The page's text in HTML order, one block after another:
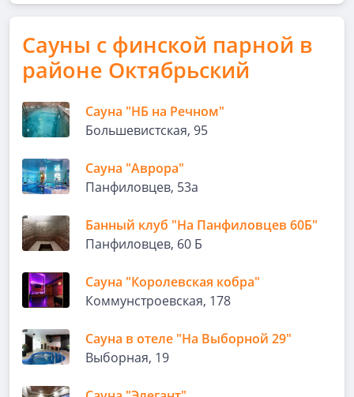
Сауны с финской парной в
районе Октябрьский
Сауна "НБ на Речном"
Большевистская, 95
Сауна "Аврора"
Панфиловцев, 53а
Банный клуб "На Панфиловцев 60Б"
Панфиловцев, 60 Б
Сауна "Королевская кобра"
Коммунстроевская, 178
Сауна в отеле "На Выборной 29"
Выборная, 19